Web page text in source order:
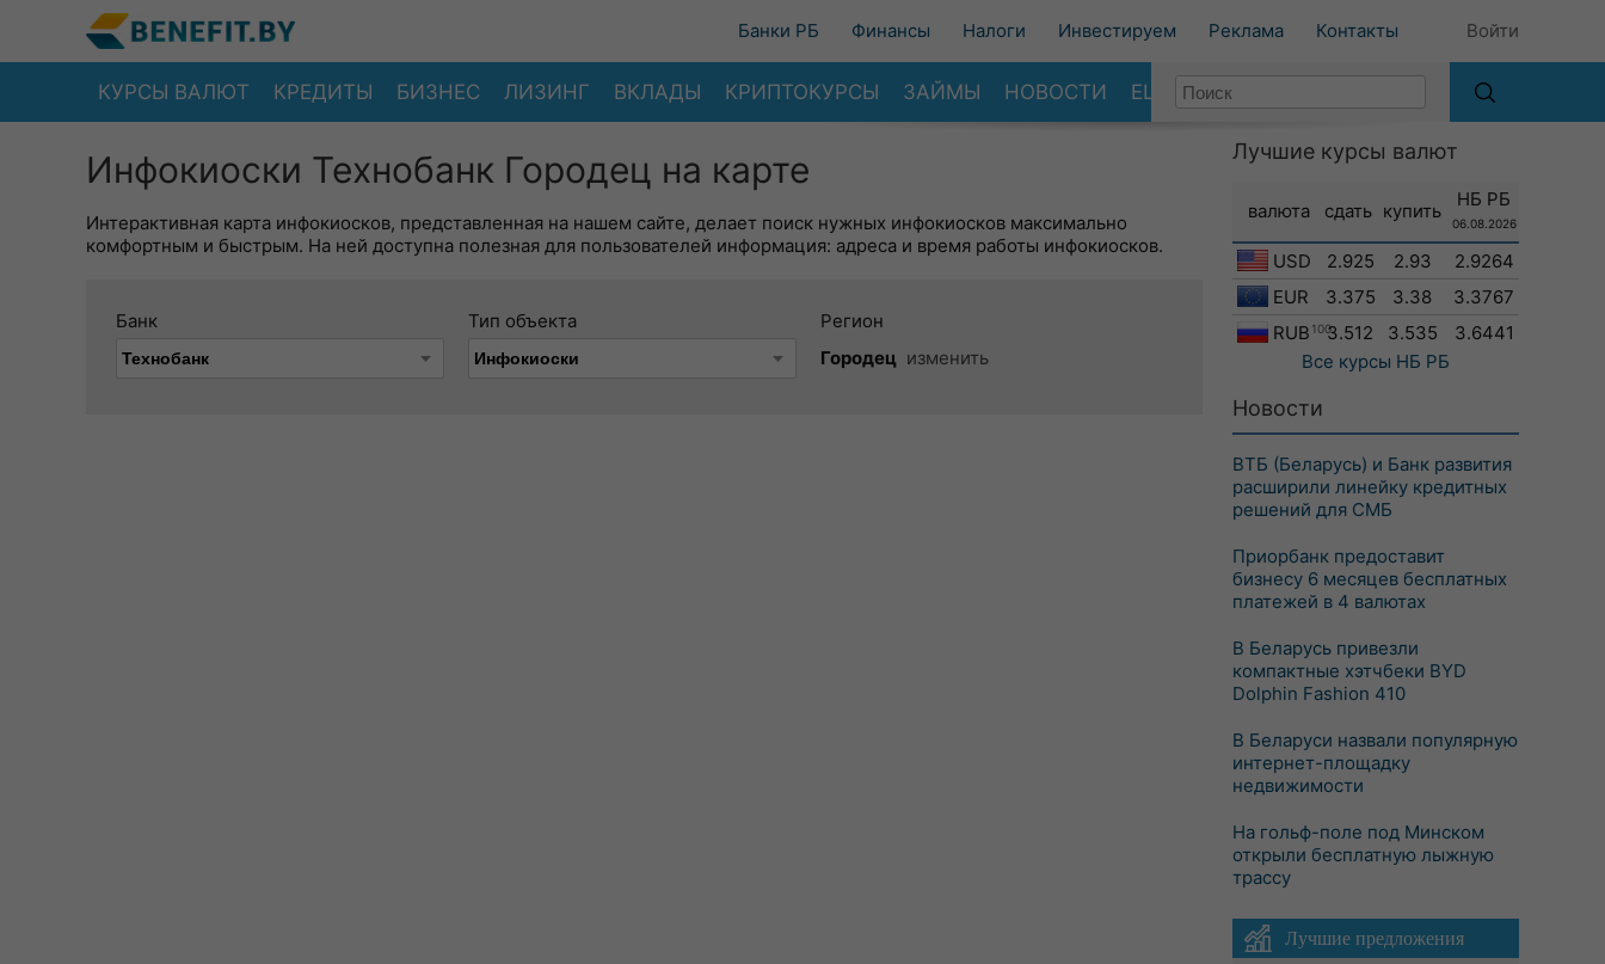
Банки РБ Финансы Налоги Инвестируем Реклама Контакты Войти
КУРСЫ ВАЛЮТ КРЕДИТЫ БИЗНЕС ЛИЗИНГ ВКЛАДЫ КРИПТОКУРСЫ ЗАЙМЫ НОВОСТИ ЕЩЕ
Инфокиоски Технобанк Городец на карте
Интерактивная карта инфокиосков, представленная на нашем сайте, делает поиск нужных инфокиосков максимально
комфортным и быстрым. На ней доступна полезная для пользователей информация: адреса и время работы инфокиосков.
Банк Тип объекта
Регион
Городец изменить
Лучшие курсы валют
валюта сдать купить
НБ РБ
06.08.2026
USD 2.925 2.93
2.9264
EUR
3.375 3.38
3.3767
RUB 1003.512 3.535
3.6441
Все курсы НБ РБ
Новости
ВТБ (Беларусь) и Банк развития
расширили линейку кредитных
решений для СМБ
Приорбанк предоставит
бизнесу 6 месяцев бесплатных
платежей в 4 валютах
В Беларусь привезли
компактные хэтчбеки BYD
Dolphin Fashion 410
В Беларуси назвали популярную
интернет-площадку
недвижимости
На гольф-поле под Минском
открыли бесплатную лыжную
трассу
Лучшие предложения